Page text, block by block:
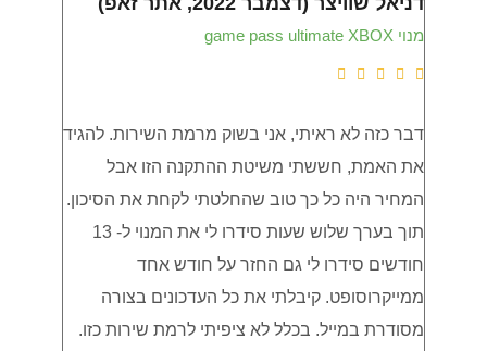





מנוי game pass ultimate XBOX
דבר כזה לא ראיתי, אני בשוק מרמת השירות. להגיד
את האמת, חששתי משיטת ההתקנה הזו אבל
המחיר היה כל כך טוב שהחלטתי לקחת את הסיכון.
תוך בערך שלוש שעות סידרו לי את המנוי ל- 13
חודשים סידרו לי גם החזר על חודש אחד
ממייקרוסופט. קיבלתי את כל העדכונים בצורה
מסודרת במייל. בכלל לא ציפיתי לרמת שירות כזו.